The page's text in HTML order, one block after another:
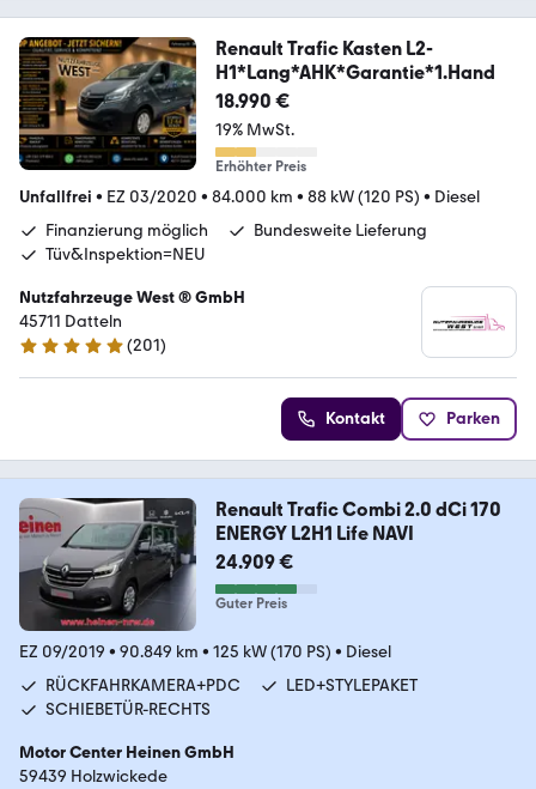
Renault Trafic Kasten L2-
H1*Lang*AHK*Garantie*1.Hand
18.990 €
19% MwSt.
Erhöhter Preis
Unfallfrei • EZ 03/2020 • 84.000 km • 88 kW (120 PS) • Diesel
Finanzierung möglich
Bundesweite Lieferung
Tüv&Inspektion=NEU
Nutzfahrzeuge West ® GmbH
45711 Datteln
4.9 Sterne
(201)
Kontakt Parken
Renault Trafic Combi 2.0 dCi 170
ENERGY L2H1 Life NAVI
24.909 €
Guter Preis
EZ 09/2019 • 90.849 km • 125 kW (170 PS) • Diesel
RÜCKFAHRKAMERA+PDC
LED+STYLEPAKET
SCHIEBETÜR-RECHTS
Motor Center Heinen GmbH
59439 Holzwickede